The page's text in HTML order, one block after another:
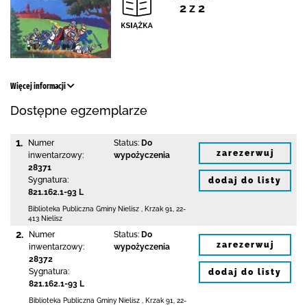
2 z 2
Więcej informacji
Dostępne egzemplarze
1.
Numer
inwentarzowy:
28371
Sygnatura:
821.162.1-93 L
Status: Do
wypożyczenia
Biblioteka Publiczna Gminy Nielisz Krzak 91
22-
413 Nielisz
zarezerwuj
dodaj do listy
2.
Numer
inwentarzowy:
28372
Sygnatura:
821.162.1-93 L
Status: Do
wypożyczenia
Biblioteka Publiczna Gminy Nielisz Krzak 91
22-
zarezerwuj
dodaj do listy